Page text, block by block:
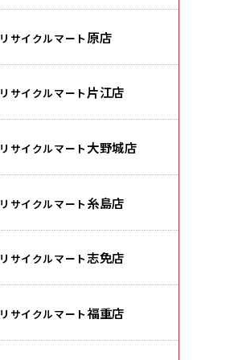
リサイクルマート 原店
リサイクルマート片江店
リサイクルマート 大野城店
リサイクルマート 糸島店
リサイクルマート志免店
リサイクルマート福重店